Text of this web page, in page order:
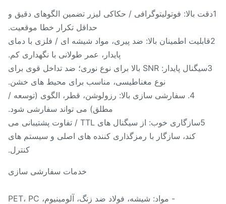
بالا: فوتولیتوگرافی / حکاکی لیزر تضمین الگوهای دقیق و
حداقل تکرار خطا موقعیت.
2قابلیت اطمینان بالا: ضد پیری، مواد شیشه ای / فلزی با دمای
پایدار، عمر طولانی با نگهداری کم.
3سیگنال پایدار: SNR بالا برای نوع نوری؛ ضد تداخل قوی برای
نوع مغناطیسی، مناسب برای محیط های خشن.
4. سفارشی سازی بالا: رزولوشن، قطر، الگوی (توسعه /
مطلق) می تواند سفارشی شود.
5سازگاری خوب: از سیگنال های TTL / تفاوت پشتیبانی می
کند، سازگار با رمزگذاری کننده های اصلی و سیستم های
کنترل.
خدمات سفارشی سازی
- مواد: شیشه، فولاد ضد زنگ، آلومینیوم، PET، PC